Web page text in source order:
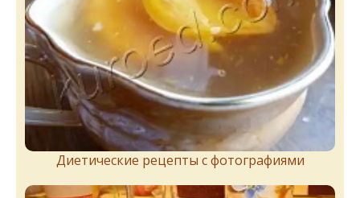
Диетические рецепты с фотографиями